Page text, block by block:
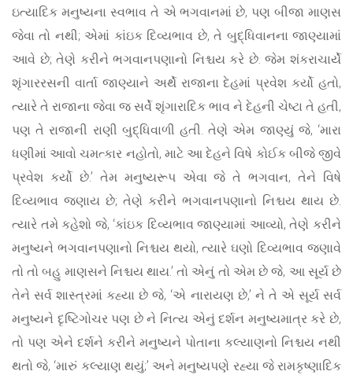
ઇત્યાદિક મનુષ્યના સ્વભાવ તે એ ભગવાનમાં છે, પણ બીજા માણસ
જેવા તો નથી; એમાં કાંઇક દિવ્યભાવ છે, તે બુદ્ધિવાનના જાણ્યામાં
આવે છે; તેણે કરીને ભગવાનપણાનો નિશ્ચય કરે છે. જેમ શંકરાચાર્યે
શૃંગારરસની વાર્તા જાણ્યાને અર્થે રાજાના દેહમાં પ્રવેશ કર્યો હતો,
ત્યારે તે રાજાના જેવા જ સર્વે શૃંગારાદિક ભાવ ને દેહની ચેષ્ટા તે હતી,
પણ તે રાજાની રાણી બુદ્ધિવાળી હતી. તેણે એમ જાણ્યું જે, ‘મારા
ધણીમાં આવો ચમત્કાર નહોતો, માટે આ દેહને વિષે કોઈક બીજે જીવે
પ્રવેશ કર્યો છે.’ તેમ મનુષ્યરૂપ એવા જે તે ભગવાન, તેને વિષે
દિવ્યભાવ જણાય છે; તેણે કરીને ભગવાનપણાનો નિશ્ચય થાય છે.
ત્યારે તમે કહેશો જે, ‘કાંઇક દિવ્યભાવ જાણ્યામાં આવ્યો, તેણે કરીને
મનુષ્યને ભગવાનપણાનો નિશ્ચય થયો, ત્યારે ઘણો દિવ્યભાવ જણાવે
તો તો બહુ માણસને નિશ્ચય થાય.’ તો એનું તો એમ છે જે, આ સૂર્ય છે
તેને સર્વ શાસ્ત્રમાં કહ્યા છે જે, ‘એ નારાયણ છે,’ ને તે એ સૂર્ય સર્વ
મનુષ્યને દૃષ્ટિગોચર પણ છે ને નિત્ય એનું દર્શન મનુષ્યમાત્ર કરે છે,
તો પણ એને દર્શને કરીને મનુષ્યને પોતાના કલ્યાણનો નિશ્ચય નથી
થતો જે, ‘મારું કલ્યાણ થયું;’ અને મનુષ્યપણે રહ્યા જે રામકૃષ્ણાદિક